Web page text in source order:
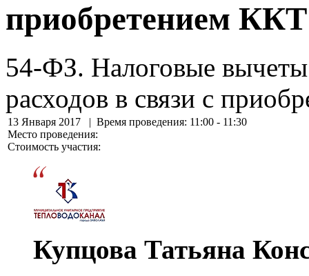
приобретением ККТ
54-ФЗ. Налоговые
расходов в связи с
13 Января 2017
| Время проведения: 11:00 - 11:30
Место проведения:
Стоимость участия:
Купцова Татьяна